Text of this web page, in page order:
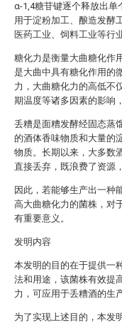
α-1,4糖苷键逐个释放出单
用于淀粉加工、酿造发酵
医药工业、饲料工业等行业
糖化力是衡量大曲糖化作
是大曲中具有糖化作用的
力，大曲糖化力的高低不
期温度等诸多因素的影响
丢糟是面糟发酵经固态蒸
的酒体香味物质和大量的
物质。长期以来，大多数
直接丢弃，既浪费了资源
因此，若能够生产出一种
高大曲糖化力的菌株，对
有重要意义。
发明内容
本发明的目的在于提供一
法和用途，该菌株有效提
力，可应用于丢糟酒的生
为了实现上述目的，本发